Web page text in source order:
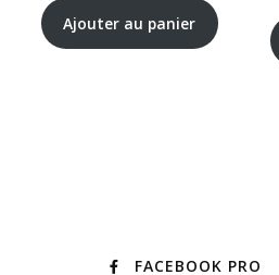
Ajouter au panier
FACEBOOK PRO